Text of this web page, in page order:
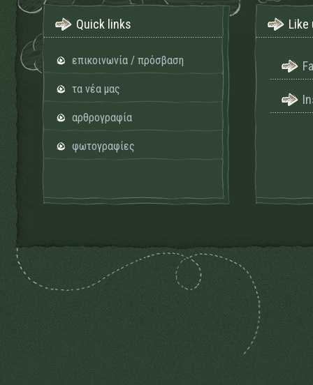
Quick links
επικοινωνία / πρόσβαση
τα νέα μας
αρθρογραφία
φωτογραφίες
Like